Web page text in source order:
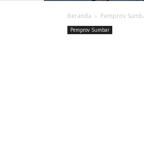
Beranda Pemprov
Pemprov Sumbar